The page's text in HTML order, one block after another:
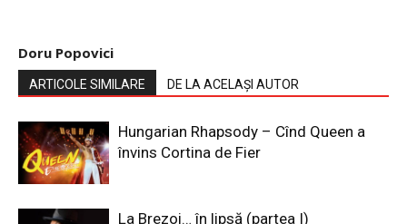
Doru Popovici
ARTICOLE SIMILARE DE LA ACELAȘI AUTOR
Hungarian Rhapsody – Cînd Queen a
învins Cortina de Fier
La Brezoi… în lipsă (partea I)